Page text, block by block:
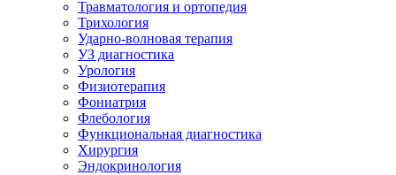
Травматология и ортопедия
Трихология
Ударно-волновая терапия
УЗ диагностика
Урология
Физиотерапия
Фониатрия
Флебология
Функциональная диагностика
Хирургия
Эндокринология